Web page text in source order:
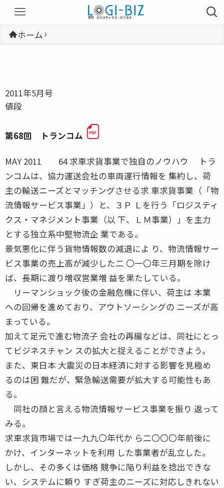
ホーム
2011年5月号
値段
第68回 トランコム
MAY 2011 64 求車求貨事業で独自のノウハウ トラ
ンコムは、協力運送会社の車両運行情報を 集約し、荷
主の輸送ニーズとマッチングさせる求 車求貨事業（「物
流情報サービス事業」）と、３Ｐ Ｌを行う「ロジスティ
クス・マネジメント事業（以 下、ＬＭ事業）」を主力
とする独立系中堅物流企 業である。
景気悪化に伴う貨物情報数の減退によ り、物流情報サー
ビス事業の売上高が減少した二 〇一〇年三月期を除け
ば、長期に渡り増収営業増 益を果たしている。
リーマンショック後の金融危機に伴い、荷主は 本業
への回帰を進めており、アウトソーシングの ニーズが高
まっている。
加えて足元で進む物流子 会社の再編などは、同社にとっ
てビジネスチャン スの拡大と捉えることができよう。
また、東日本 大震災の日本経済に対する影響を見極め
るのは困 難だが、緊急輸送需要が拡大する可能性もあ
る。
同社の顔と言える物流情報サービス事業を振り 返って
みる。
求車求貨市場では一九九〇年代か ら二〇〇〇年前後に
かけ、インターネットを利用 した事業者が乱立した。
しかし、その多くは価格 競争に陥り利益を捻出できな
い、システムに頼り すぎ荷主のニーズに対応しきれない